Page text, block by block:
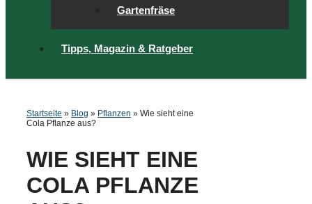
Gartenfräse
Tipps, Magazin & Ratgeber
Startseite » Blog » Pflanzen » Wie sieht eine
Cola Pflanze aus?
WIE SIEHT EINE
COLA PFLANZE